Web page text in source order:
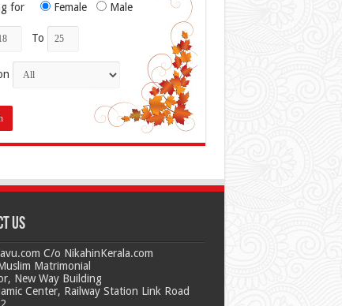
for Female Male
To
us
C/o NikahinKerala.com
Matrimonial
New Way Building
Center, Railway Station Link Road